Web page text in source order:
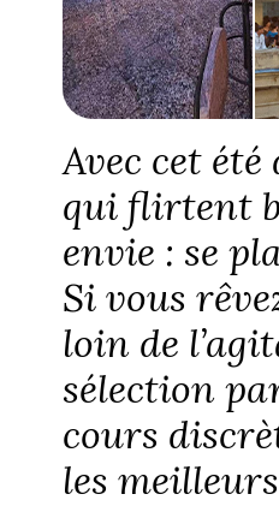
Avec cet
qui flirtent
envie : se
Si vous
loin de
sélection
cours
les